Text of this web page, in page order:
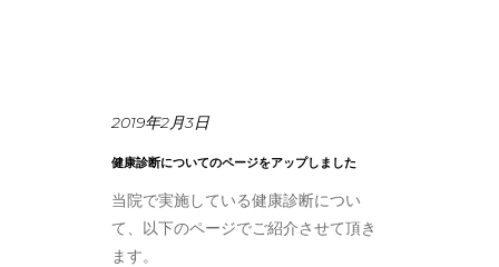
2019年2月3日
健康診断についてのページをアップしました
当院で実施している健康診断につい
て、以下のページでご紹介させて頂き
ます。